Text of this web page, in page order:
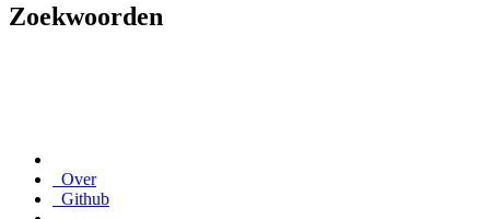
Zoekwoorden
Over
Github